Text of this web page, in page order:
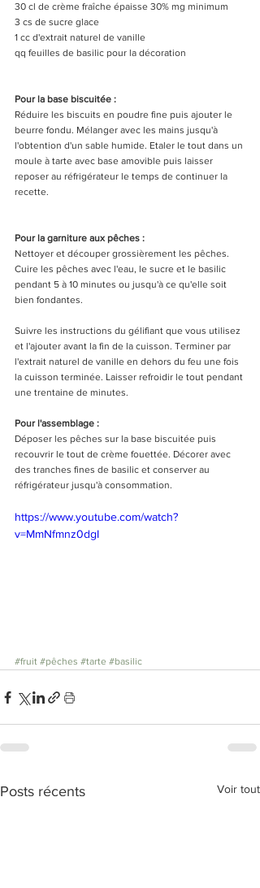
30 cl de crème fraîche épaisse 30% mg minimum
3 cs de sucre glace
1 cc d'extrait naturel de vanille
qq feuilles de basilic pour la décoration
Pour la base biscuitée :
Réduire les biscuits en poudre fine puis ajouter le
beurre fondu. Mélanger avec les mains jusqu'à
l'obtention d'un sable humide. Etaler le tout dans un
moule à tarte avec base amovible puis laisser
reposer au réfrigérateur le temps de continuer la
recette.
Pour la garniture aux pêches :
Nettoyer et découper grossièrement les pêches.
Cuire les pêches avec l'eau, le sucre et le basilic
pendant 5 à 10 minutes ou jusqu'à ce qu'elle soit
bien fondantes.
Suivre les instructions du gélifiant que vous utilisez
et l'ajouter avant la fin de la cuisson. Terminer par
l'extrait naturel de vanille en dehors du feu une fois
la cuisson terminée. Laisser refroidir le tout pendant
une trentaine de minutes.
Pour l'assemblage :
Déposer les pêches sur la base biscuitée puis
recouvrir le tout de crème fouettée. Décorer avec
des tranches fines de basilic et conserver au
réfrigérateur jusqu'à consommation.
https://www.youtube.com/watch?
v=MmNfmnz0dgI
#fruit #pêches #tarte #basilic
Posts récents Voir tout